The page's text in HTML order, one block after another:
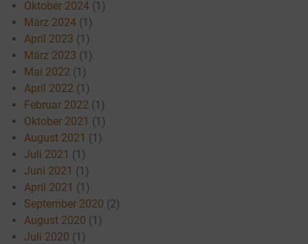
Oktober 2024 (1)
März 2024 (1)
April 2023 (1)
März 2023 (1)
Mai 2022 (1)
April 2022 (1)
Februar 2022 (1)
Oktober 2021 (1)
August 2021 (1)
Juli 2021 (1)
Juni 2021 (1)
April 2021 (1)
September 2020 (2)
August 2020 (1)
Juli 2020 (1)